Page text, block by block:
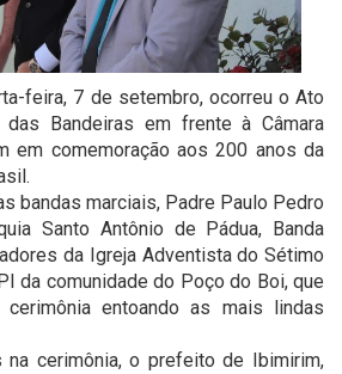
feira, 7 de setembro, ocorreu o Ato
das Bandeiras em frente à Câmara
em comemoração aos 200 anos da
bandas marciais, Padre Paulo Pedro
Santo Antônio de Pádua, Banda
da Igreja Adventista do Sétimo
da comunidade do Poço do Boi, que
cerimônia entoando as mais lindas
na cerimônia, o prefeito de Ibimirim,